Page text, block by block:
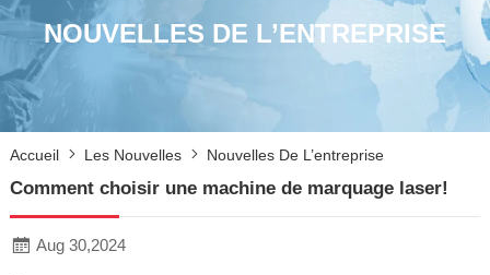
LES PROJETS
LES NOUVELLES
NOUVELLES DE L’ENTREPRISE
Accueil Les Nouvelles Nouvelles De L’entreprise
Comment choisir une machine de marquage laser!
Aug 30,2024